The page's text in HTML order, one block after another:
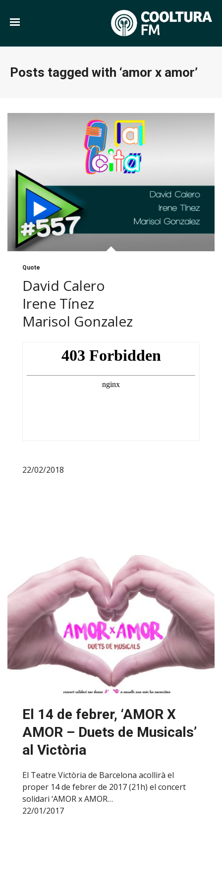
Posts tagged with ‘amor x amor’
Quote
David Calero
Irene Tínez
Marisol Gonzalez
22/02/2018
El 14 de febrer, ‘AMOR X
AMOR – Duets de Musicals’
al Victòria
El Teatre Victòria de Barcelona acollirà el
proper 14 de febrer de 2017 (21h) el concert
solidari ‘AMOR x AMOR…
22/01/2017